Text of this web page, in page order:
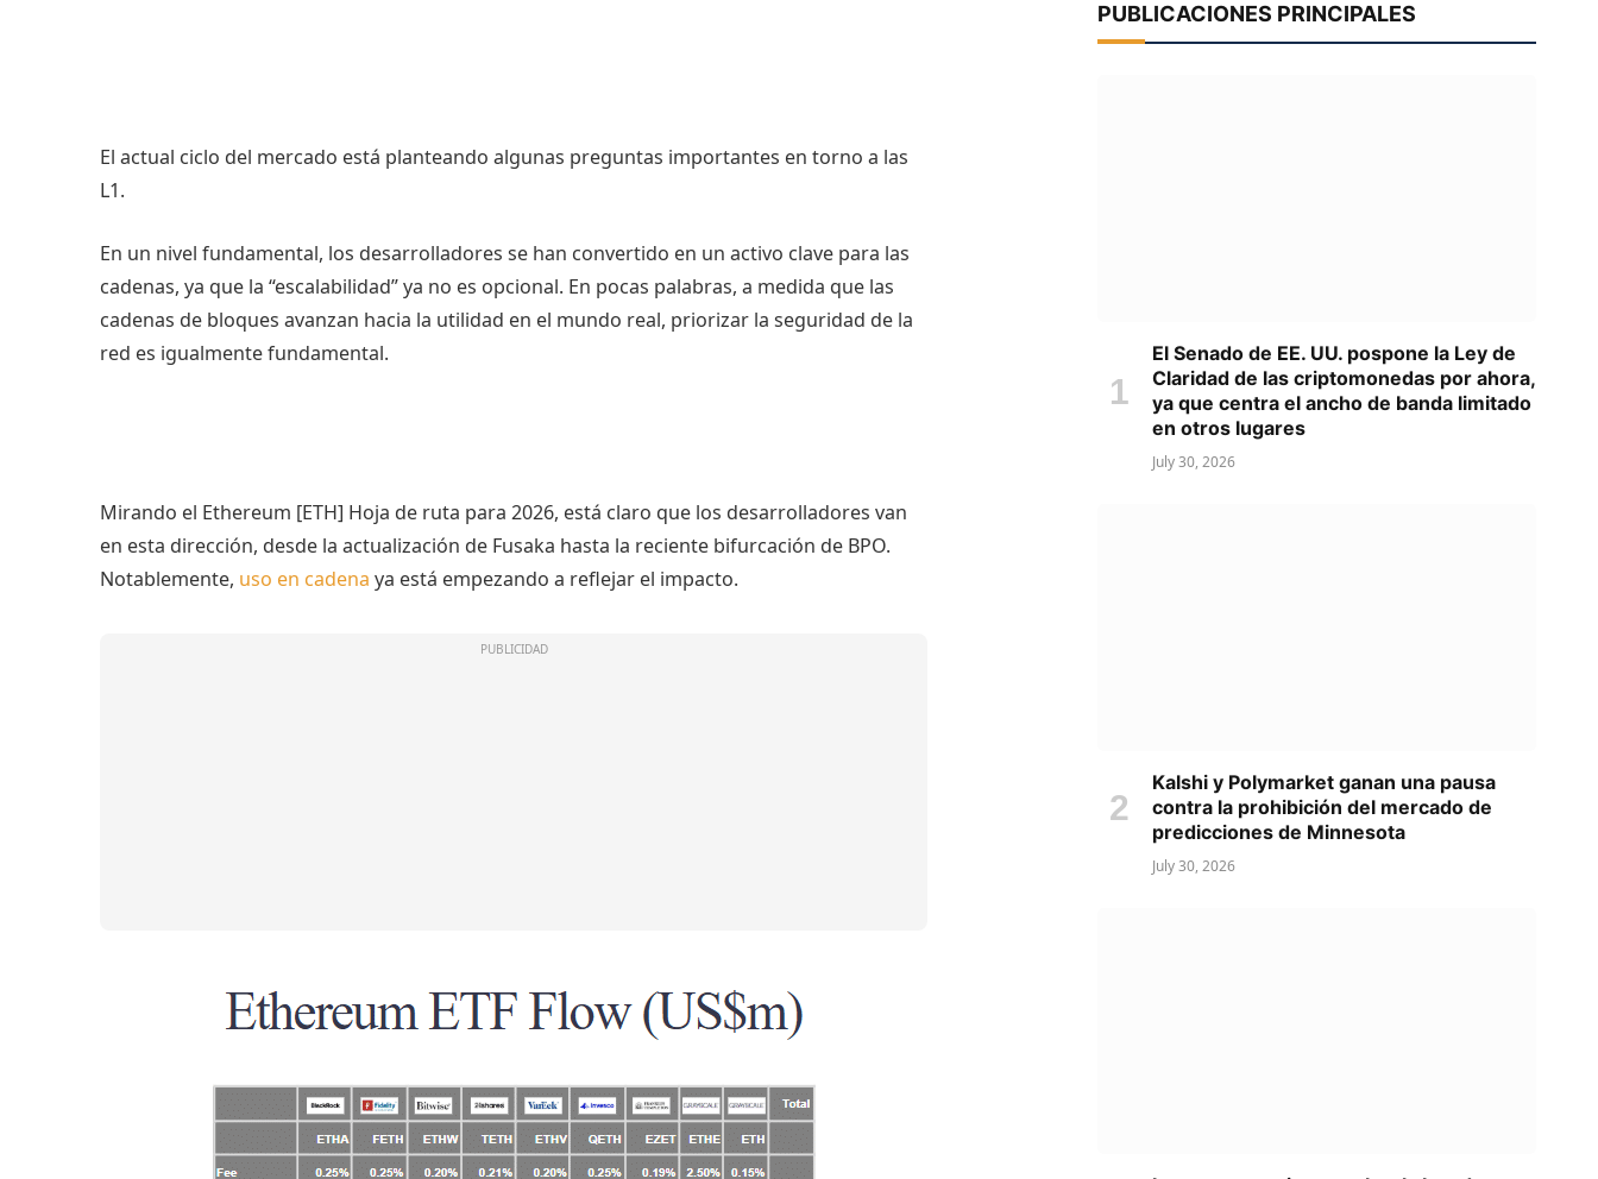
El actual ciclo del mercado está planteando algunas preguntas importantes en torno a las
L1.
En un nivel fundamental, los desarrolladores se han convertido en un activo clave para las
cadenas, ya que la “escalabilidad” ya no es opcional. En pocas palabras, a medida que las
cadenas de bloques avanzan hacia la utilidad en el mundo real, priorizar la seguridad de la
red es igualmente fundamental.
Mirando el Ethereum [ETH] Hoja de ruta para 2026, está claro que los desarrolladores van
en esta dirección, desde la actualización de Fusaka hasta la reciente bifurcación de BPO.
Notablemente, uso en cadena ya está empezando a reflejar el impacto.
PUBLICACIONES PRINCIPALES
El Senado de EE. UU. pospone la Ley de
Claridad de las criptomonedas por ahora,
ya que centra el ancho de banda limitado
en otros lugares
July 30, 2026
Kalshi y Polymarket ganan una pausa
contra la prohibición del mercado de
predicciones de Minnesota
July 30, 2026